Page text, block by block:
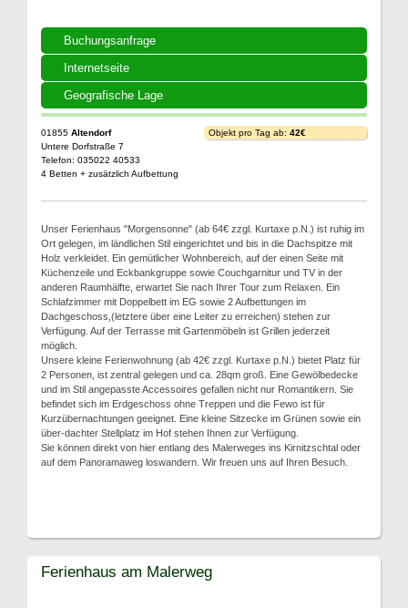
Buchungsanfrage
Internetseite
Geografische Lage
01855 Altendorf
Untere Dorfstraße 7
Telefon: 035022 40533
4 Betten + zusätzlich Aufbettung
Objekt pro Tag ab: 42€
Unser Ferienhaus "Morgensonne" (ab 64€ zzgl. Kurtaxe p.N.) ist ruhig im
Ort gelegen, im ländlichen Stil eingerichtet und bis in die Dachspitze mit
Holz verkleidet. Ein gemütlicher Wohnbereich, auf der einen Seite mit
Küchenzeile und Eckbankgruppe sowie Couchgarnitur und TV in der
anderen Raumhälfte, erwartet Sie nach Ihrer Tour zum Relaxen. Ein
Schlafzimmer mit Doppelbett im EG sowie 2 Aufbettungen im
Dachgeschoss,(letztere über eine Leiter zu erreichen) stehen zur
Verfügung. Auf der Terrasse mit Gartenmöbeln ist Grillen jederzeit
möglich.
Unsere kleine Ferienwohnung (ab 42€ zzgl. Kurtaxe p.N.) bietet Platz für
2 Personen, ist zentral gelegen und ca. 28qm groß. Eine Gewölbedecke
und im Stil angepasste Accessoires gefallen nicht nur Romantikern. Sie
befindet sich im Erdgeschoss ohne Treppen und die Fewo ist für
Kurzübernachtungen geeignet. Eine kleine Sitzecke im Grünen sowie ein
über-dachter Stellplatz im Hof stehen Ihnen zur Verfügung.
Sie können direkt von hier entlang des Malerweges ins Kirnitzschtal oder
auf dem Panoramaweg loswandern. Wir freuen uns auf Ihren Besuch.
Ferienhaus am Malerweg